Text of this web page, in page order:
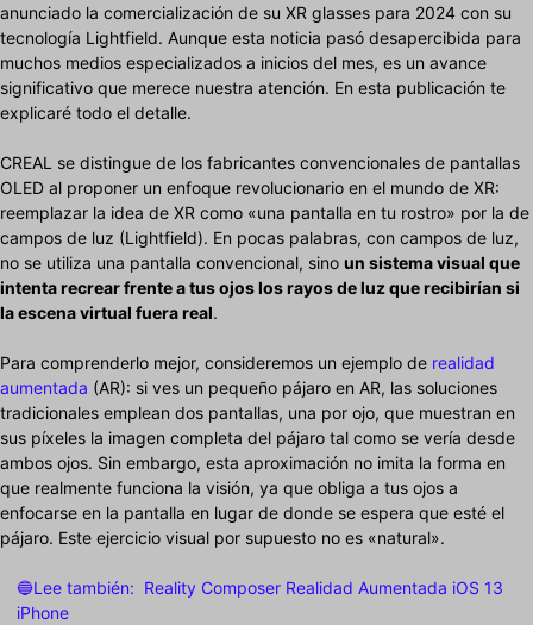
anunciado la comercialización de su XR glasses para 2024 con su
tecnología Lightfield. Aunque esta noticia pasó desapercibida para
muchos medios especializados a inicios del mes, es un avance
significativo que merece nuestra atención. En esta publicación te
explicaré todo el detalle.
CREAL se distingue de los fabricantes convencionales de pantallas
OLED al proponer un enfoque revolucionario en el mundo de XR:
reemplazar la idea de XR como «una pantalla en tu rostro» por la de
campos de luz (Lightfield). En pocas palabras, con campos de luz,
no se utiliza una pantalla convencional, sino un sistema visual que
intenta recrear frente a tus ojos los rayos de luz que recibirían si
la escena virtual fuera real.
Para comprenderlo mejor, consideremos un ejemplo de realidad
aumentada (AR): si ves un pequeño pájaro en AR, las soluciones
tradicionales emplean dos pantallas, una por ojo, que muestran en
sus píxeles la imagen completa del pájaro tal como se vería desde
ambos ojos. Sin embargo, esta aproximación no imita la forma en
que realmente funciona la visión, ya que obliga a tus ojos a
enfocarse en la pantalla en lugar de donde se espera que esté el
pájaro. Este ejercicio visual por supuesto no es «natural».
🔵Lee también: Reality Composer Realidad Aumentada iOS 13
iPhone